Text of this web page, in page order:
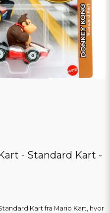
- Standard Kart -
Kart fra Mario Kart, hvor